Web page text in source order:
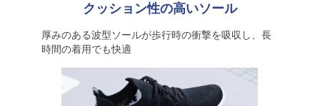
クッション性の高いソール
厚みのある波型ソールが歩行時の衝撃を吸収し、長
時間の着用でも快適